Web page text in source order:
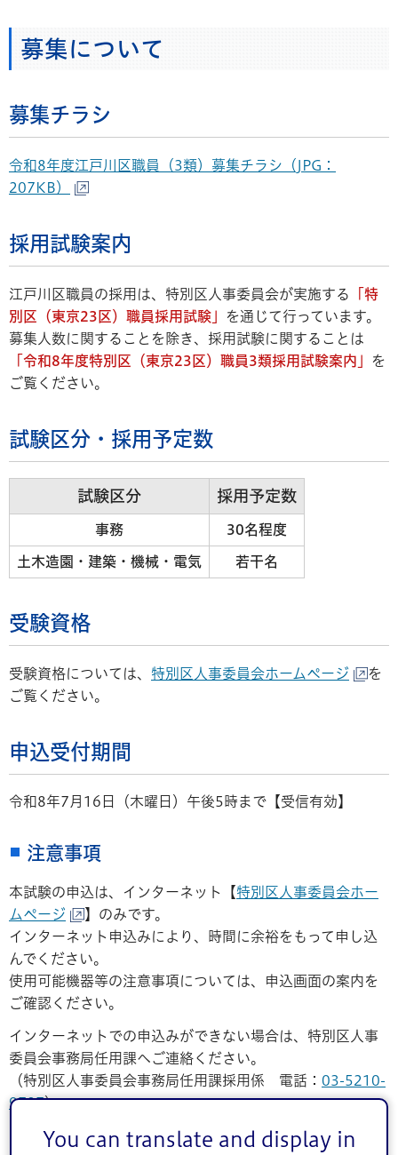
You can translate and display in
募集について
募集チラシ
令和8年度江戸川区職員（3類）募集チラシ（JPG：
207KB）
採用試験案内
江戸川区職員の採用は、特別区人事委員会が実施する
「特
別区（東京23区）職員採用試験」
を通じて行っています。
募集人数に関することを除き、採用試験に関することは
「令和8年度特別区（東京23区）職員3類採用試験案内」
を
ご覧ください。
試験区分・採用予定数
試験区分 採用予定数
事務 30名程度
土木造園・建築・機械・電気 若干名
受験資格
受験資格については、 特別区人事委員会ホームページ
を
ご覧ください。
申込受付期間
令和8年7月16日（木曜日）午後5時まで【受信有効】
注意事項
本試験の申込は、インターネット【特別区人事委員会ホー
ムページ
】のみです。
インターネット申込みにより、時間に余裕をもって申し込
んでください。
使用可能機器等の注意事項については、申込画面の案内を
ご確認ください。
インターネットでの申込みができない場合は、特別区人事
委員会事務局任用課へご連絡ください。
（特別区人事委員会事務局任用課採用係 電話： 03-5210-
9787）